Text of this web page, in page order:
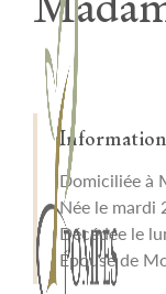
Domiciliée à
Née le mardi
Décédée le
Épouse de